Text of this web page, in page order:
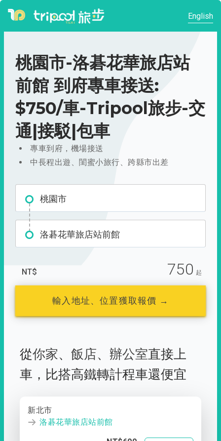
English
桃園市-洛碁花華旅店站
前館 到府專車接送:
$750/車-Tripool旅步-交
通|接駁|包車
專車到府，機場接送
中長程出遊、閨蜜小旅行、跨縣市出差
桃園市
洛碁花華旅店站前館
NT$ 750 起
輸入地址、位置獲取報價 →
從你家、 飯店、 辦公室直接上
車， 比搭高鐵轉計程車還便宜
新北市
洛碁花華旅店站前館